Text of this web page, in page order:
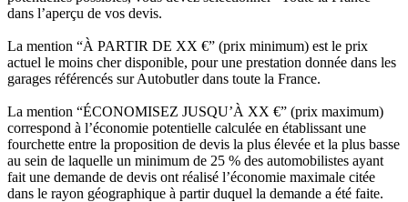
dans l’aperçu de vos devis.
La mention “À PARTIR DE XX €” (prix minimum) est le prix
actuel le moins cher disponible, pour une prestation donnée dans les
garages référencés sur Autobutler dans toute la France.
La mention “ÉCONOMISEZ JUSQU’À XX €” (prix maximum)
correspond à l’économie potentielle calculée en établissant une
fourchette entre la proposition de devis la plus élevée et la plus basse
au sein de laquelle un minimum de 25 % des automobilistes ayant
fait une demande de devis ont réalisé l’économie maximale citée
dans le rayon géographique à partir duquel la demande a été faite.